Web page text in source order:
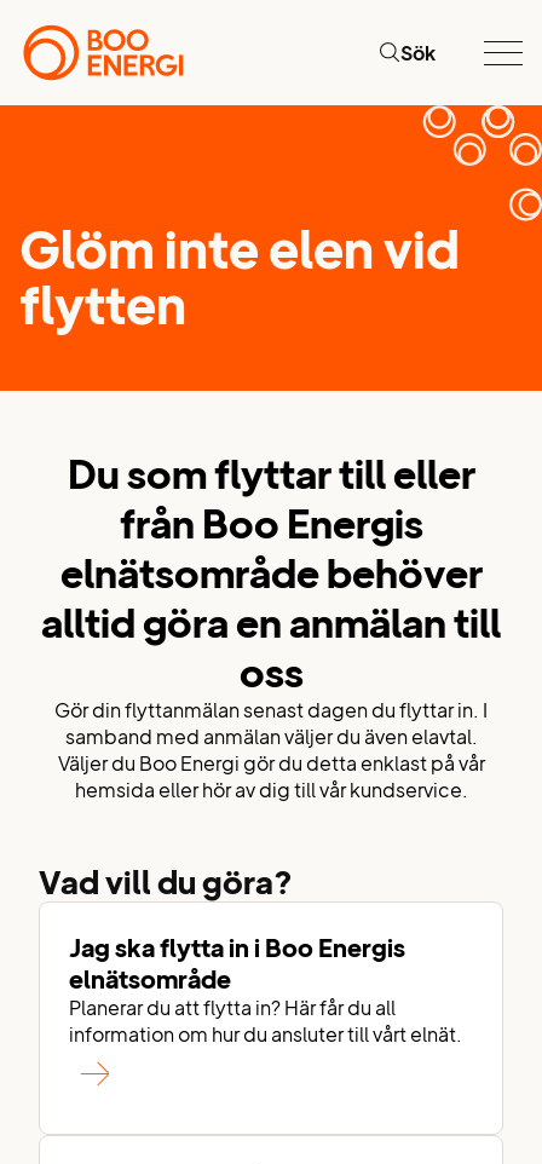
Sök
Glöm inte elen vid
flytten
Du som flyttar till eller
från Boo Energis
elnätsområde behöver
alltid göra en anmälan till
oss
Gör din flyttanmälan senast dagen du flyttar in. I
samband med anmälan väljer du även elavtal.
Väljer du Boo Energi gör du detta enklast på vår
hemsida eller hör av dig till vår kundservice.
Vad vill du göra?
Jag ska flytta in i Boo Energis
elnätsområde
Planerar du att flytta in? Här får du all
information om hur du ansluter till vårt elnät.